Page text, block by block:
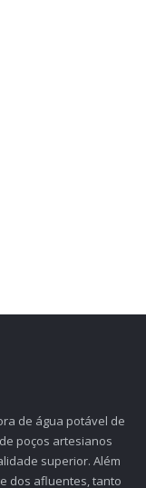
de água potável de
poços artesianos
superior. Além
dos afluentes, tanto